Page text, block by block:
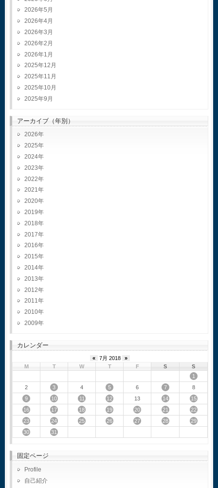
2026年5月
2026年4月
2026年3月
2026年2月
2026年1月
2025年12月
2025年11月
2025年10月
2025年9月
アーカイブ（年別）
2026
2025
2024
2023
2022
2021
2020
2019
2018
2017
2016
2015
2014
2013
2012
2011
2010
2009
カレンダー
« 7月 2018
»
M
T W T F S
S
1
2
3 4 5 6 7
8
9
10 11 12 13 14
15
16
17 18 19 20 21
22
23
24 25 26 27 28
29
30
31
固定ページ
Profile
自己紹介